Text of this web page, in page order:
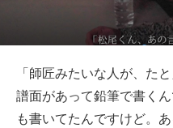
「師匠みたいな人が、た
譜面があって鉛筆で書く
も書いてたんですけど。